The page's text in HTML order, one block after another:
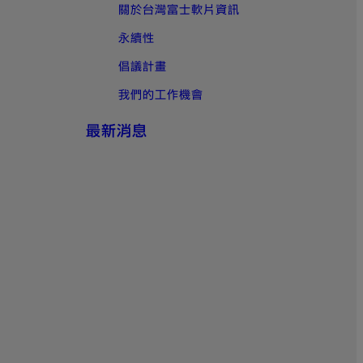
關於台灣富士軟片資訊
永續性
倡議計畫
我們的工作機會
最新消息